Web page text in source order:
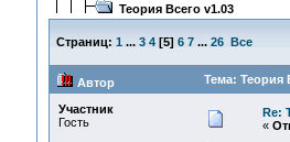
Теория Всего v1.03
Страниц: 1 ... 3 4[5] 6 7 ... 26 Все
Автор Тема: Теория
Участник
Гость
Re:
«